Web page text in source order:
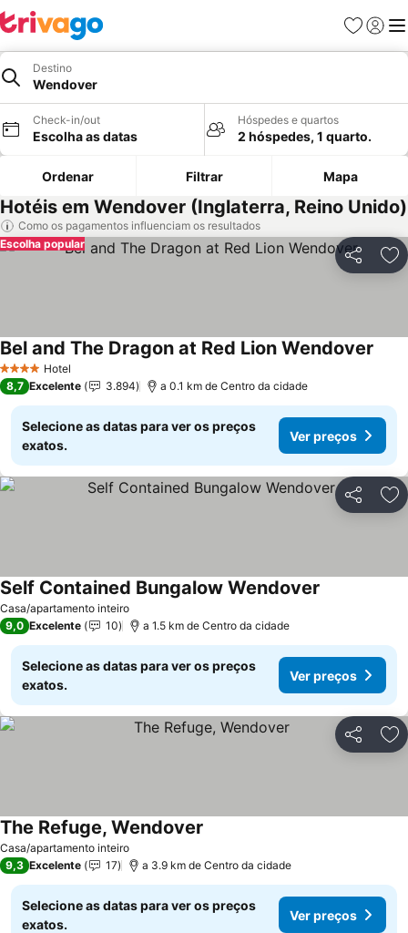
Favoritos
Iniciar
Destino
Wendover
Check-in/out
Escolha as datas
Hóspedes e quartos
2 hóspedes, 1 quarto.
Ordenar Filtrar Mapa
Hotéis em Wendover (Inglaterra, Reino Unido)
Como os pagamentos influenciam os resultados
Partilhar
Escolha popular
4 EstrelasHotel
Bel and The Dragon at Red Lion Wendover
8,7 Excelente 3.894 a 0.1 km de Centro da cidade
Selecione as datas para ver os preços
exatos.
Ver preços
Partilhar
Casa/apartamento inteiro
Self Contained Bungalow Wendover
9,0 Excelente 10 a 1.5 km de Centro da cidade
Selecione as datas para ver os preços
exatos.
Ver preços
Partilhar
Casa/apartamento inteiro
The Refuge, Wendover
9,3 Excelente 17 a 3.9 km de Centro da cidade
Selecione as datas para ver os preços
exatos.
Ver preços